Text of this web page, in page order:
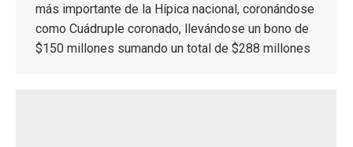
más importante de la Hípica nacional, coronándose
como Cuádruple coronado, llevándose un bono de
$150 millones sumando un total de $288 millones